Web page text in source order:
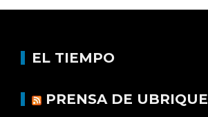
EL TIEMPO
PRENSA DE UBRIQUE